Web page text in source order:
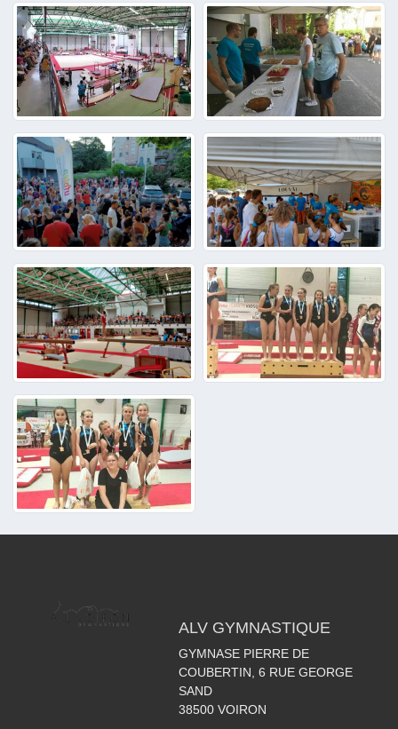
ALV GYMNASTIQUE
GYMNASE PIERRE DE
COUBERTIN, 6 RUE GEORGE
SAND
38500 VOIRON